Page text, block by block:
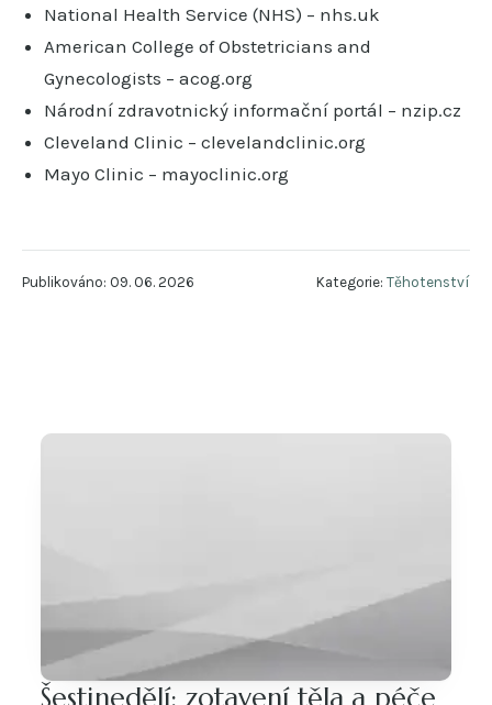
National Health Service (NHS) – nhs.uk
American College of Obstetricians and
Gynecologists – acog.org
Národní zdravotnický informační portál – nzip.cz
Cleveland Clinic – clevelandclinic.org
Mayo Clinic – mayoclinic.org
Publikováno: 09. 06. 2026 Kategorie: Těhotenství
Šestinedělí: zotavení těla a péče